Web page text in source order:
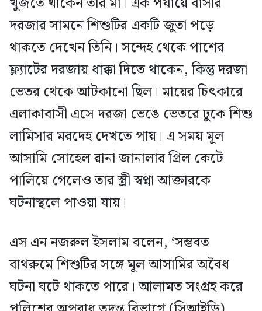
দরজার সামনে শিশুটির একটি জুতা পড়ে
থাকতে দেখেন তিনি। সন্দেহ থেকে পাশের
ফ্ল্যাটের দরজায় ধাক্কা দিতে থাকেন, কিন্তু দরজা
ভেতর থেকে আটকানো ছিল। মায়ের চিৎকারে
এলাকাবাসী এসে দরজা ভেঙে ভেতরে ঢুকে শিশু
লামিসার মরদেহ দেখতে পায়। এ সময় মূল
আসামি সোহেল রানা জানালার গ্রিল কেটে
পালিয়ে গেলেও তার স্ত্রী স্বপ্না আক্তারকে
ঘটনাস্থলে পাওয়া যায়।
এস এন নজরুল ইসলাম বলেন, ‘সম্ভবত
বাথরুমে শিশুটির সঙ্গে মূল আসামির অবৈধ
ঘটনা ঘটে থাকতে পারে। আলামত সংগ্রহ করে